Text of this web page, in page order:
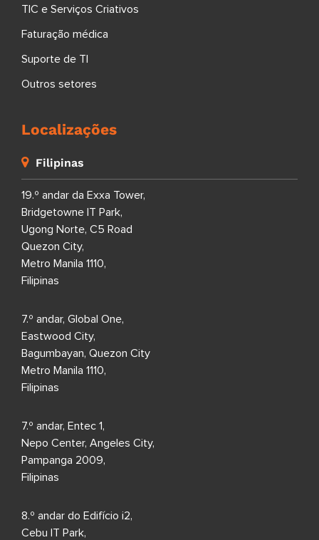
TIC e Serviços Criativos
Faturação médica
Suporte de TI
Outros setores
Localizações
Filipinas
19.º andar da Exxa Tower,
Bridgetowne IT Park,
Ugong Norte, C5 Road
Quezon City,
Metro Manila 1110,
Filipinas
7.º andar, Global One,
Eastwood City,
Bagumbayan, Quezon City
Metro Manila 1110,
Filipinas
7.º andar, Entec 1,
Nepo Center, Angeles City,
Pampanga 2009,
Filipinas
8.º andar do Edifício i2,
Cebu IT Park,